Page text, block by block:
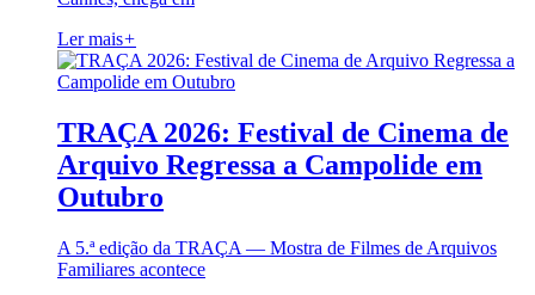
Ler mais+
TRAÇA 2026: Festival de Cinema de
Arquivo Regressa a Campolide em
Outubro
A 5.ª edição da TRAÇA — Mostra de Filmes de Arquivos
Familiares acontece